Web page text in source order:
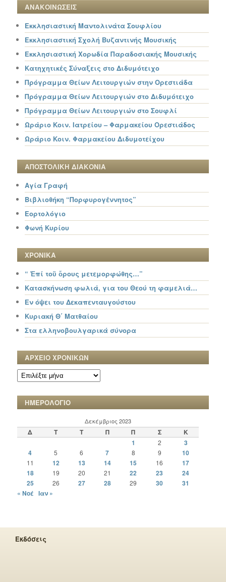
ΑΝΑΚΟΙΝΩΣΕΙΣ
Εκκλησιαστική Μαντολινάτα Σουφλίου
Εκκλησιαστική Σχολή Βυζαντινής Μουσικής
Εκκλησιαστική Χορωδία Παραδοσιακής Μουσικής
Κατηχητικές Σύναξεις στο Διδυμότειχο
Πρόγραμμα Θείων Λειτουργιών στην Ορεστιάδα
Πρόγραμμα Θείων Λειτουργιών στο Διδυμότειχο
Πρόγραμμα Θείων Λειτουργιών στο Σουφλί
Ωράριο Κοιν. Ιατρείου – Φαρμακείου Ορεστιάδος
Ωράριο Κοιν. Φαρμακείου Διδυμοτείχου
ΑΠΟΣΤΟΛΙΚΗ ΔΙΑΚΟΝΙΑ
Αγία Γραφή
Βιβλιοθήκη “Πορφυρογέννητος”
Εορτολόγιο
Φωνή Κυρίου
ΧΡΟΝΙΚΑ
“ Ἐπί τοῦ ὄρους μετεμορφώθης…”
Κατασκήνωση φωλιά, για του Θεού τη φαμελιά…
Εν όψει του Δεκαπενταυγούστου
Κυριακή Θ΄ Ματθαίου
Στα ελληνοβουλγαρικά σύνορα
ΑΡΧΕΙΟ ΧΡΟΝΙΚΩΝ
ΑΡΧΕΙΟ
ΧΡΟΝΙΚΩΝ
ΗΜΕΡΟΛΟΓΙΟ
Δεκέμβριος 2023
Δ Τ Τ Π Π Σ
Κ
1
2
3
4
5 6 7 8 9 10
11 12 13 14 15 16
17
18
19 20 21 22 23
24
25
26 27 28 29 30
31
« Νοέ Ιαν »
Εκδόσεις